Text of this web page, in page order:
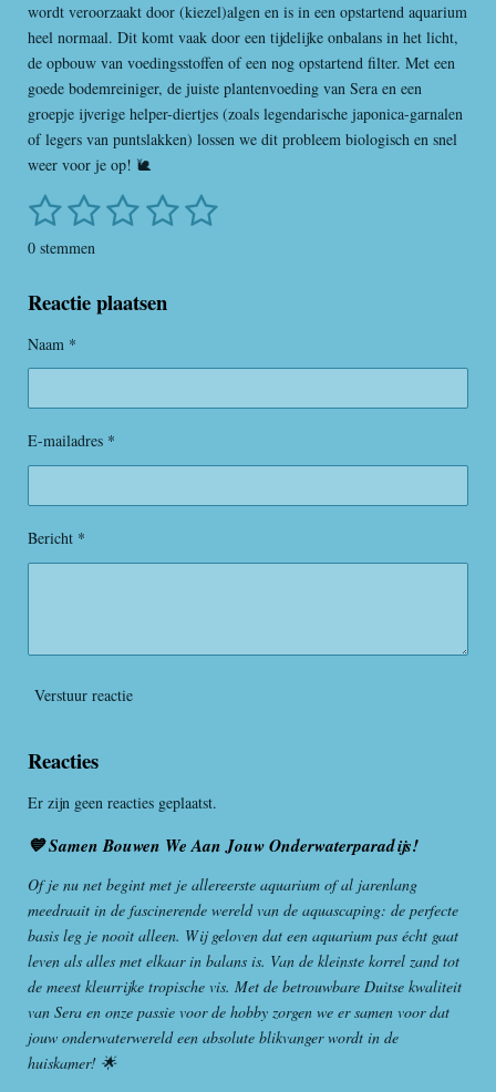
wordt veroorzaakt door (kiezel)algen en is in een opstartend aquarium
heel normaal. Dit komt vaak door een tijdelijke onbalans in het licht,
de opbouw van voedingsstoffen of een nog opstartend filter. Met een
goede bodemreiniger, de juiste plantenvoeding van Sera en een
groepje ijverige helper-diertjes (zoals legendarische japonica-garnalen
of legers van puntslakken) lossen we dit probleem biologisch en snel
weer voor je op! 🐌
R
t
n
s
t
r
e
n
1
s
e
r
2
s
e
r
e
n
3
e
e
n
4
e
e
n
5
e
n
S
0 stemmen
Reactie plaatsen
Naam *
E-mailadres *
Bericht *
Verstuur reactie
Reacties
Er zijn geen reacties geplaatst.
💙 Samen Bouwen We Aan Jouw Onderwaterparadijs!
Of je nu net begint met je allereerste aquarium of al jarenlang
meedraait in de fascinerende wereld van de aquascaping: de perfecte
basis leg je nooit alleen. Wij geloven dat een aquarium pas écht gaat
leven als alles met elkaar in balans is. Van de kleinste korrel zand tot
de meest kleurrijke tropische vis. Met de betrouwbare Duitse kwaliteit
van Sera en onze passie voor de hobby zorgen we er samen voor dat
jouw onderwaterwereld een absolute blikvanger wordt in de
huiskamer! 🌟